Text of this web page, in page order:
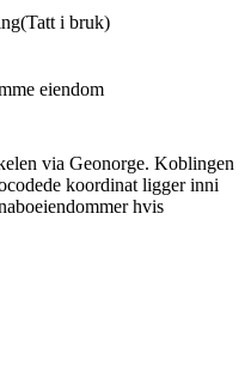
(Tatt i bruk)
eiendom
via Geonorge. Koblingen
koordinat ligger inni
hvis